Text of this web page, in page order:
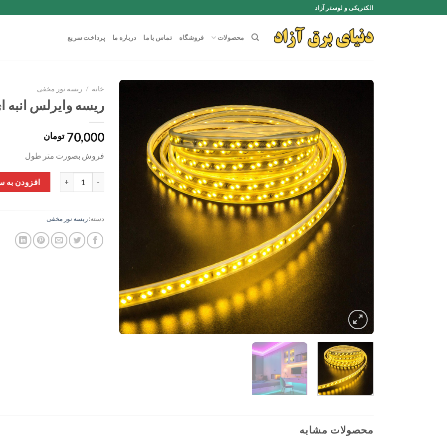
to
الکتریکی و لوستر آزاد
محصولات فروشگاه تماس با ما درباره ما پرداخت سریع
خانه / ربسه نور مخفی
ریسه وایرلس انبه
70,000 تومان
فروش بصورت متر طول
ریسه وایرلس انبه ای عددافزودن به
دسته:ربسه نور مخفی
محصولات مشابه